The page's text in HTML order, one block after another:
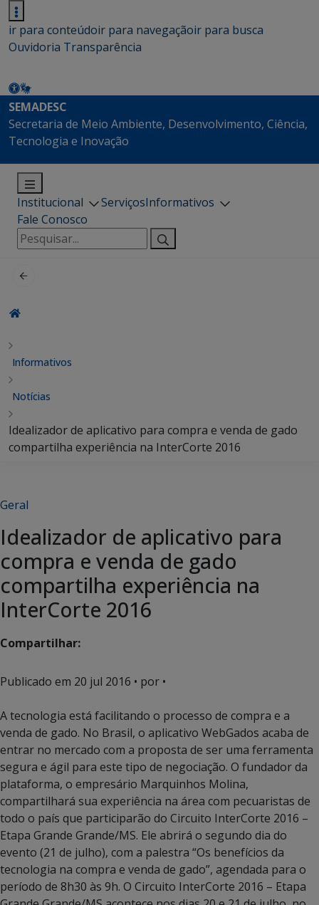
ir para conteúdoir para navegaçãoir para busca
Ouvidoria Transparência
SEMADESC
Secretaria de Meio Ambiente, Desenvolvimento, Ciência,
Tecnologia e Inovação
Institucional ServiçosInformativos
Fale Conosco
Pesquisar
por:
Informativos
Notícias
Idealizador de aplicativo para compra e venda de gado
compartilha experiência na InterCorte 2016
Geral
Idealizador de aplicativo para
compra e venda de gado
compartilha experiência na
InterCorte 2016
Compartilhar:
Publicado em 20 jul 2016 • por •
A tecnologia está facilitando o processo de compra e a
venda de gado. No Brasil, o aplicativo WebGados acaba de
entrar no mercado com a proposta de ser uma ferramenta
segura e ágil para este tipo de negociação. O fundador da
plataforma, o empresário Marquinhos Molina,
compartilhará sua experiência na área com pecuaristas de
todo o país que participarão do Circuito InterCorte 2016 –
Etapa Grande Grande/MS. Ele abrirá o segundo dia do
evento (21 de julho), com a palestra “Os benefícios da
tecnologia na compra e venda de gado”, agendada para o
período de 8h30 às 9h. O Circuito InterCorte 2016 – Etapa